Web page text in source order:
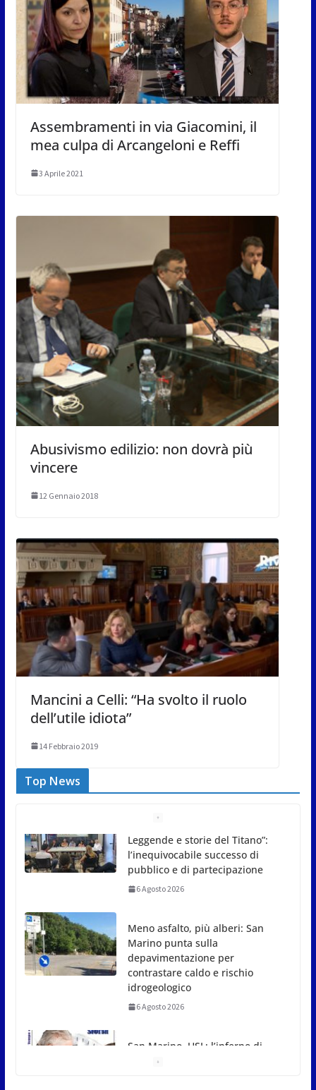
Assembramenti in via Giacomini, il
mea culpa di Arcangeloni e Reffi
3 Aprile 2021
Abusivismo edilizio: non dovrà più
vincere
12 Gennaio 2018
Mancini a Celli: “Ha svolto il ruolo
dell’utile idiota”
14 Febbraio 2019
Top News
Meno asfalto, più alberi: San
Marino punta sulla
depavimentazione per
contrastare caldo e rischio
6 Agosto 2026
San Marino. USL: l’inferno di
Marcinelle diventi monito e
memoria collettiva